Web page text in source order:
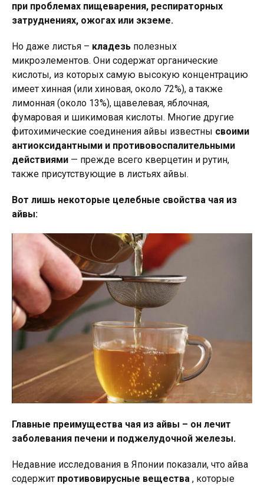
при проблемах пищеварения, респираторных
затруднениях, ожогах или экземе.
Но даже листья – кладезь полезных
микроэлементов. Они содержат органические
кислоты, из которых самую высокую концентрацию
имеет хинная (или хиновая, около 72%), а также
лимонная (около 13%), щавелевая, яблочная,
фумаровая и шикимовая кислоты. Многие другие
фитохимические соединения айвы известны своими
антиоксидантными и противовоспалительными
действиями — прежде всего кверцетин и рутин,
также присутствующие в листьях айвы.
Вот лишь некоторые целебные свойства чая из
айвы:
Главные преимущества чая из айвы – он лечит
заболевания печени и поджелудочной железы.
Недавние исследования в Японии показали, что айва
содержит противовирусные вещества , которые